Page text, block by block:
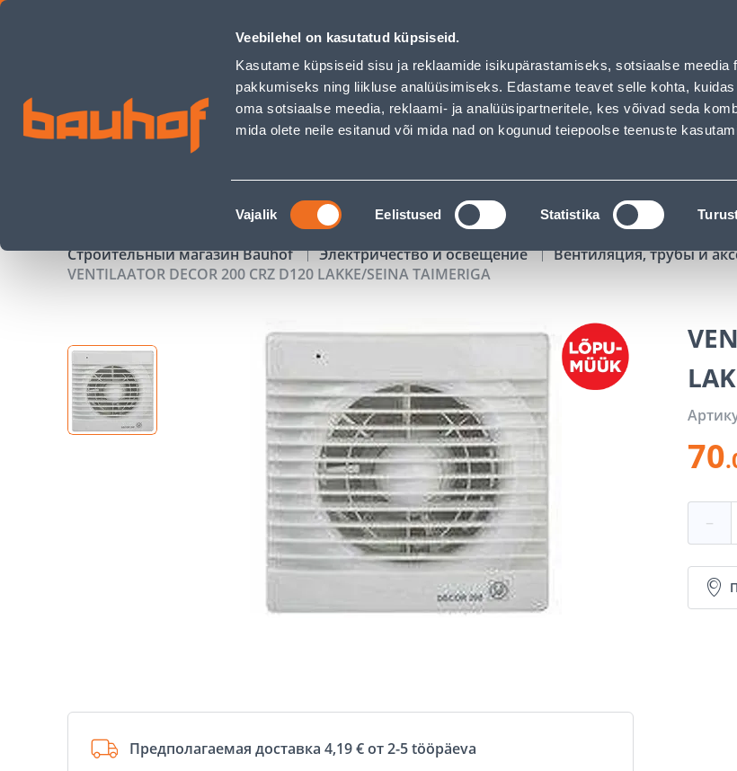
Veebilehel on kasutatud küpsiseid.
Kasutame küpsiseid sisu ja reklaamide isikupärastamiseks, sotsiaalse meedia
pakkumiseks ning liikluse analüüsimiseks. Edastame teavet selle kohta,
oma sotsiaalse meedia, reklaami- ja analüüsipartneritele, kes võivad seda
mida olete neile esitanud või mida nad on kogunud teiepoolse teenuste
Nõusoleku
valik
Vajalik Eelistused Statistika
VENTILAATOR DECOR 200 CRZ D120 LAKKE/SEINA TAIMERIGA - Bauhof has loaded
Обслуживание бизнес-клиентов Обслуживание частных клиентов Услуги
ПОИСК
АКЦИИ КАТАЛОГИ АРЕНДА ИНСТРУМЕНТОВ
Строительный магазин Bauhof Электричество и освещение Вентиляция, трубы и
VENTILAATOR DECOR 200 CRZ D120 LAKKE/SEINA TAIMERIGA
Предполагаемая доставка 4,19 € от 2-5 tööpäeva
70
−